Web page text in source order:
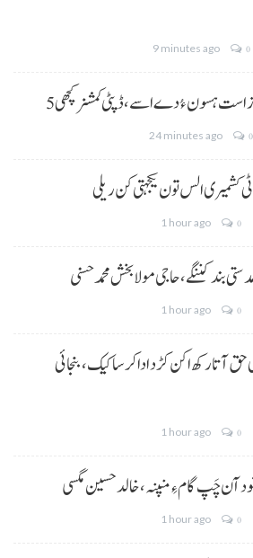
9 minutes ago 0
بھاز است ہسون ءُ دے اسے،ڈپٹی کمشنر کچھی
24 minutes ago 0
ٹی کشمیری الس تون یکجہتی کن ریلی
1 hour ago 0
بند کننگے، حاجی مولا بخش محمد حسنی
1 hour ago 0
حق آتا رکھ اکن کڑد ادا کرسا کیک ،بنجائی
1 hour ago 0
1 hour ago 0